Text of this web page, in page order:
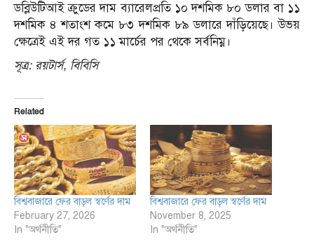
ডব্লিউটিআই ক্রুডের দাম ব্যারেলপ্রতি ১০ দশমিক ৮০ ডলার বা ১১
দশমিক ৪ শতাংশ কমে ৮৩ দশমিক ৮৯ ডলারে দাঁড়িয়েছে। উভয়
ক্ষেত্রেই এই দর গত ১১ মার্চের পর থেকে সর্বনিম্ন।
সূত্র: রয়টার্স, বিবিসি
Related
বিশ্ববাজারে ফের বাড়ল স্বর্ণের দাম
February 27, 2026
In "অর্থনীতি"
বিশ্ববাজারে ফের বাড়ল স্বর্ণের দাম
November 8, 2025
In "অর্থনীতি"